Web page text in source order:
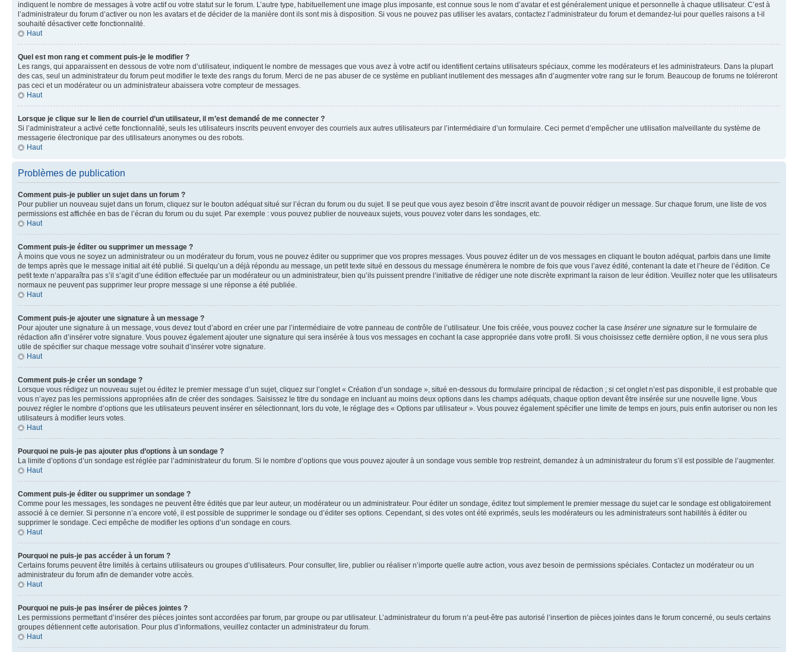
indiquent le nombre de messages à votre actif ou votre statut sur le forum. L’autre type, habituellement une image plus imposante, est connue sous le nom d’avatar et est généralement unique et personnelle à chaque utilisateur. C’est à
l’administrateur du forum d’activer ou non les avatars et de décider de la manière dont ils sont mis à disposition. Si vous ne pouvez pas utiliser les avatars, contactez l’administrateur du forum et demandez-lui pour quelles raisons a t-il
souhaité désactiver cette fonctionnalité.
Haut
Quel est mon rang et comment puis-je le modifier ?
Les rangs, qui apparaissent en dessous de votre nom d’utilisateur, indiquent le nombre de messages que vous avez à votre actif ou identifient certains utilisateurs spéciaux, comme les modérateurs et les administrateurs. Dans la plupart
des cas, seul un administrateur du forum peut modifier le texte des rangs du forum. Merci de ne pas abuser de ce système en publiant inutilement des messages afin d’augmenter votre rang sur le forum. Beaucoup de forums ne toléreront
pas ceci et un modérateur ou un administrateur abaissera votre compteur de messages.
Haut
Lorsque je clique sur le lien de courriel d’un utilisateur, il m’est demandé de me connecter ?
Si l’administrateur a activé cette fonctionnalité, seuls les utilisateurs inscrits peuvent envoyer des courriels aux autres utilisateurs par l’intermédiaire d’un formulaire. Ceci permet d’empêcher une utilisation malveillante du système de
messagerie électronique par des utilisateurs anonymes ou des robots.
Haut
Problèmes de publication
Comment puis-je publier un sujet dans un forum ?
Pour publier un nouveau sujet dans un forum, cliquez sur le bouton adéquat situé sur l’écran du forum ou du sujet. Il se peut que vous ayez besoin d’être inscrit avant de pouvoir rédiger un message. Sur chaque forum, une liste de vos
permissions est affichée en bas de l’écran du forum ou du sujet. Par exemple : vous pouvez publier de nouveaux sujets, vous pouvez voter dans les sondages, etc.
Haut
Comment puis-je éditer ou supprimer un message ?
À moins que vous ne soyez un administrateur ou un modérateur du forum, vous ne pouvez éditer ou supprimer que vos propres messages. Vous pouvez éditer un de vos messages en cliquant le bouton adéquat, parfois dans une limite
de temps après que le message initial ait été publié. Si quelqu’un a déjà répondu au message, un petit texte situé en dessous du message énumèrera le nombre de fois que vous l’avez édité, contenant la date et l’heure de l’édition. Ce
petit texte n’apparaîtra pas s’il s’agit d’une édition effectuée par un modérateur ou un administrateur, bien qu’ils puissent prendre l’initiative de rédiger une note discrète exprimant la raison de leur édition. Veuillez noter que les utilisateurs
normaux ne peuvent pas supprimer leur propre message si une réponse a été publiée.
Haut
Comment puis-je ajouter une signature à un message ?
Pour ajouter une signature à un message, vous devez tout d’abord en créer une par l’intermédiaire de votre panneau de contrôle de l’utilisateur. Une fois créée, vous pouvez cocher la case Insérer une signature sur le formulaire de
rédaction afin d’insérer votre signature. Vous pouvez également ajouter une signature qui sera insérée à tous vos messages en cochant la case appropriée dans votre profil. Si vous choisissez cette dernière option, il ne vous sera plus
utile de spécifier sur chaque message votre souhait d’insérer votre signature.
Haut
Comment puis-je créer un sondage ?
Lorsque vous rédigez un nouveau sujet ou éditez le premier message d’un sujet, cliquez sur l’onglet « Création d’un sondage », situé en-dessous du formulaire principal de rédaction ; si cet onglet n’est pas disponible, il est probable que
vous n’ayez pas les permissions appropriées afin de créer des sondages. Saisissez le titre du sondage en incluant au moins deux options dans les champs adéquats, chaque option devant être insérée sur une nouvelle ligne. Vous
pouvez régler le nombre d’options que les utilisateurs peuvent insérer en sélectionnant, lors du vote, le réglage des « Options par utilisateur ». Vous pouvez également spécifier une limite de temps en jours, puis enfin autoriser ou non les
utilisateurs à modifier leurs votes.
Haut
Pourquoi ne puis-je pas ajouter plus d’options à un sondage ?
La limite d’options d’un sondage est réglée par l’administrateur du forum. Si le nombre d’options que vous pouvez ajouter à un sondage vous semble trop restreint, demandez à un administrateur du forum s’il est possible de l’augmenter.
Haut
Comment puis-je éditer ou supprimer un sondage ?
Comme pour les messages, les sondages ne peuvent être édités que par leur auteur, un modérateur ou un administrateur. Pour éditer un sondage, éditez tout simplement le premier message du sujet car le sondage est obligatoirement
associé à ce dernier. Si personne n’a encore voté, il est possible de supprimer le sondage ou d’éditer ses options. Cependant, si des votes ont été exprimés, seuls les modérateurs ou les administrateurs sont habilités à éditer ou
supprimer le sondage. Ceci empêche de modifier les options d’un sondage en cours.
Haut
Pourquoi ne puis-je pas accéder à un forum ?
Certains forums peuvent être limités à certains utilisateurs ou groupes d’utilisateurs. Pour consulter, lire, publier ou réaliser n’importe quelle autre action, vous avez besoin de permissions spéciales. Contactez un modérateur ou un
administrateur du forum afin de demander votre accès.
Haut
Pourquoi ne puis-je pas insérer de pièces jointes ?
Les permissions permettant d’insérer des pièces jointes sont accordées par forum, par groupe ou par utilisateur. L’administrateur du forum n’a peut-être pas autorisé l’insertion de pièces jointes dans le forum concerné, ou seuls certains
groupes détiennent cette autorisation. Pour plus d’informations, veuillez contacter un administrateur du forum.
Haut